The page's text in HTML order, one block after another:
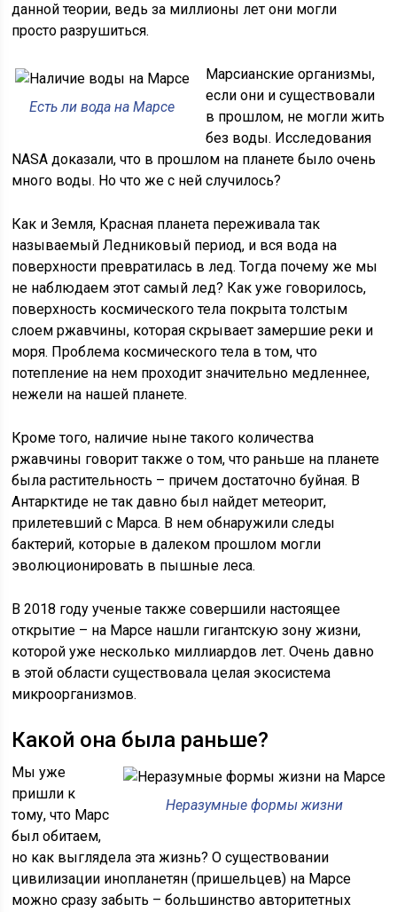
данной теории, ведь за миллионы лет они могли
просто разрушиться.
Есть ли вода на Марсе
Марсианские организмы,
если они и существовали
в прошлом, не могли жить
без воды. Исследования
NASA доказали, что в прошлом на планете было очень
много воды. Но что же с ней случилось?
Как и Земля, Красная планета переживала так
называемый Ледниковый период, и вся вода на
поверхности превратилась в лед. Тогда почему же мы
не наблюдаем этот самый лед? Как уже говорилось,
поверхность космического тела покрыта толстым
слоем ржавчины, которая скрывает замершие реки и
моря. Проблема космического тела в том, что
потепление на нем проходит значительно медленнее,
нежели на нашей планете.
Кроме того, наличие ныне такого количества
ржавчины говорит также о том, что раньше на планете
была растительность – причем достаточно буйная. В
Антарктиде не так давно был найдет метеорит,
прилетевший с Марса. В нем обнаружили следы
бактерий, которые в далеком прошлом могли
эволюционировать в пышные леса.
В 2018 году ученые также совершили настоящее
открытие – на Марсе нашли гигантскую зону жизни,
которой уже несколько миллиардов лет. Очень давно
в этой области существовала целая экосистема
микроорганизмов.
Какой она была раньше?
Неразумные формы жизни
Мы уже
пришли к
тому, что Марс
был обитаем,
но как выглядела эта жизнь? О существовании
цивилизации инопланетян (пришельцев) на Марсе
можно сразу забыть – большинство авторитетных